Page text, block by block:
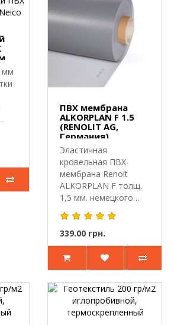
мм
ПВХ мембрана
ALKORPLAN F 1.5
(RENOLIT AG,
Германия)
Эластичная
кровельная ПВХ-
мембрана Renoit
ALKORPLAN F толщ.
1,5 мм. немецкого
концерна
RENOLITармир..
339.00 грн.